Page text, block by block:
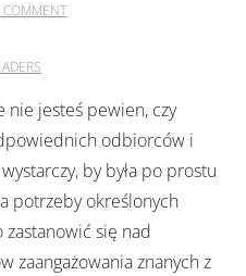
COMMENT
nie jesteś pewien, czy
odbiorców i
by była po prostu
potrzeby określonych
się nad
zaangażowania znanych z